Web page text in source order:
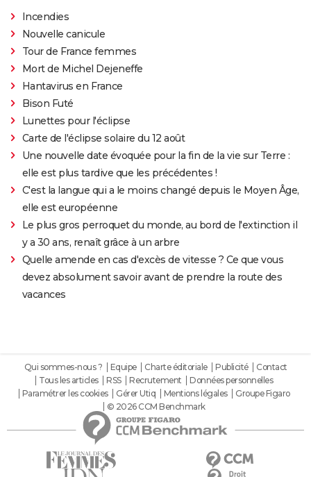
Incendies
Nouvelle canicule
Tour de France femmes
Mort de Michel Dejeneffe
Hantavirus en France
Bison Futé
Lunettes pour l'éclipse
Carte de l'éclipse solaire du 12 août
Une nouvelle date évoquée pour la fin de la vie sur Terre :
elle est plus tardive que les précédentes !
C'est la langue qui a le moins changé depuis le Moyen Âge,
elle est européenne
Le plus gros perroquet du monde, au bord de l'extinction il
y a 30 ans, renaît grâce à un arbre
Quelle amende en cas d'excès de vitesse ? Ce que vous
devez absolument savoir avant de prendre la route des
vacances
Qui sommes-nous ? Equipe Charte éditoriale Publicité
Contact
Tous les articles
RSS Recrutement
Données personnelles
Paramétrer les cookies
Gérer Utiq Mentions légales
Groupe Figaro
© 2026 CCM Benchmark